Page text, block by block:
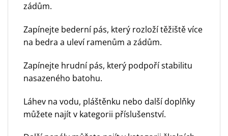
zádům.
Zapínejte bederní pás, který rozloží těžiště více
na bedra a uleví ramenům a zádům.
Zapínejte hrudní pás, který podpoří stabilitu
nasazeného batohu.
Láhev na vodu, pláštěnku nebo další doplňky
můžete najít v kategorii příslušenství.